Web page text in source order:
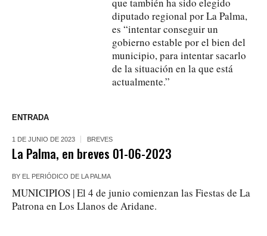
diputado regional por La Palma,
es “intentar conseguir un
gobierno estable por el bien del
municipio, para intentar sacarlo
de la situación en la que está
actualmente.”
ENTRADA
1 DE JUNIO DE 2023 BREVES
La Palma, en breves 01-06-2023
BY EL PERIÓDICO DE LA PALMA
MUNICIPIOS | El 4 de junio comienzan las Fiestas de La
Patrona en Los Llanos de Aridane.